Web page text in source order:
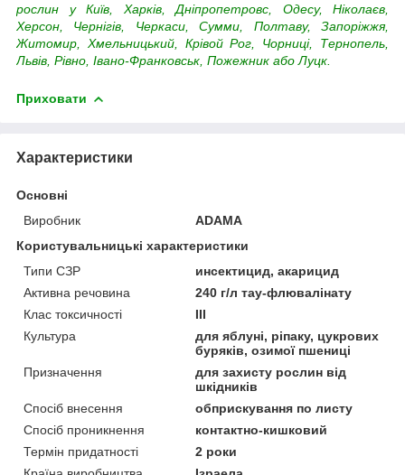
рослин у Київ, Харків, Дніпропетровс, Одесу, Ніколаєв,
Херсон, Чернігів, Черкаси, Сумми, Полтаву, Запоріжжя,
Житомир, Хмельницький, Крівой Рог, Чорниці, Тернопель,
Львів, Рівно, Івано-Франковськ, Пожежник або Луцк.
Приховати
Характеристики
Основні
Виробник
ADAMA
Користувальницькі характеристики
Типи СЗР
инсектицид, акарицид
Активна речовина
240 г/л тау-флювалінату
Клас токсичності
III
Культура
для яблуні, ріпаку, цукрових
буряків, озимої пшениці
Призначення
для захисту рослин від
шкідників
Спосіб внесення
обприскування по листу
Спосіб проникнення
контактно-кишковий
Термін придатності
2 роки